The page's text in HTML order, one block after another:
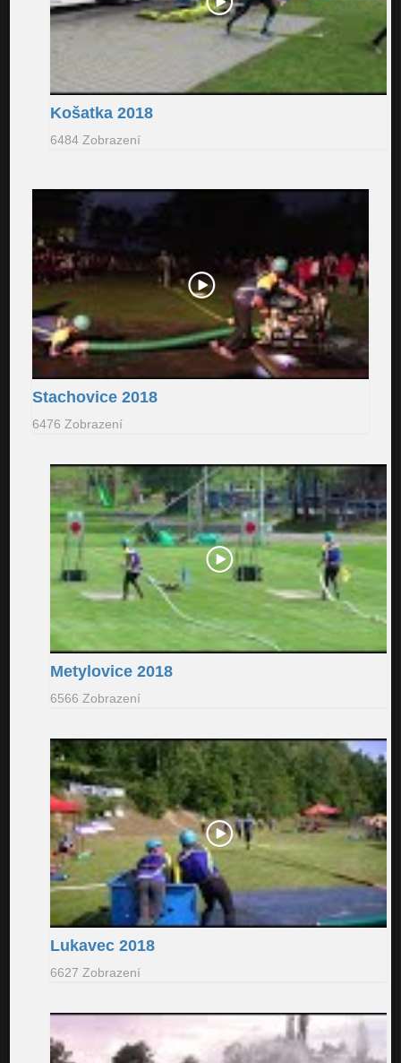
Košatka 2018
6484 Zobrazení
Stachovice 2018
6476 Zobrazení
Metylovice 2018
6566 Zobrazení
Lukavec 2018
6627 Zobrazení